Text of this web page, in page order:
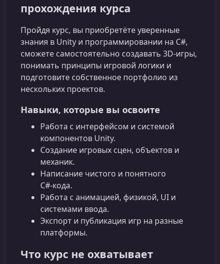
прохождения курса
Пройдя курс, вы приобретёте уверенные
знания в Unity и программировании на C#,
сможете самостоятельно создавать 3D‑игры,
понимать принципы игровой логики и
подготовите собственное портфолио из
нескольких проектов.
Навыки, которые вы освоите
Работа с интерфейсом и системой
компонентов Unity.
Создание игровых сцен, объектов и
механик.
Написание чистого и понятного
C#‑кода.
Работа с анимацией, физикой, UI и
системами ввода.
Экспорт и публикация игр на разные
платформы.
Что курс не охватывает